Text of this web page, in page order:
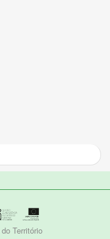
Território